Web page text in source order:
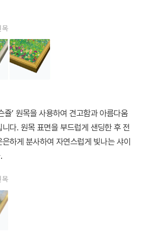
쥴’ 원목을 사용하여 견고함과 아름다움
다. 원목 표면을 부드럽게 샌딩한 후 전
하게 분사하여 자연스럽게 빛나는 샤이